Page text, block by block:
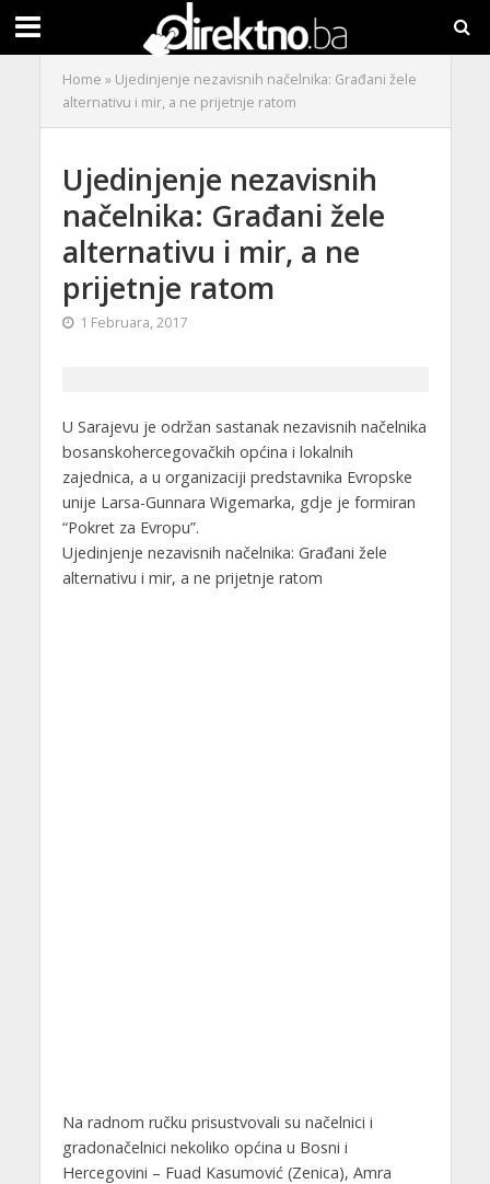
Home » Ujedinjenje nezavisnih načelnika: Građani žele
alternativu i mir, a ne prijetnje ratom
Ujedinjenje nezavisnih
načelnika: Građani žele
alternativu i mir, a ne
prijetnje ratom
1 Februara, 2017
U Sarajevu je održan sastanak nezavisnih načelnika
bosanskohercegovačkih općina i lokalnih
zajednica, a u organizaciji predstavnika Evropske
unije Larsa-Gunnara Wigemarka, gdje je formiran
“Pokret za Evropu”.
Ujedinjenje nezavisnih načelnika: Građani žele
alternativu i mir, a ne prijetnje ratom
Na radnom ručku prisustvovali su načelnici i
gradonačelnici nekoliko općina u Bosni i
Hercegovini – Fuad Kasumović (Zenica), Amra